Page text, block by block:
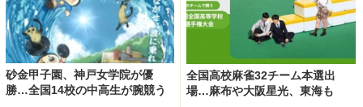
砂金甲子園、神戸女学院が優
勝…全国14校の中高生が腕競う
全国高校麻雀32チーム本選出
場…麻布や大阪星光、東海も